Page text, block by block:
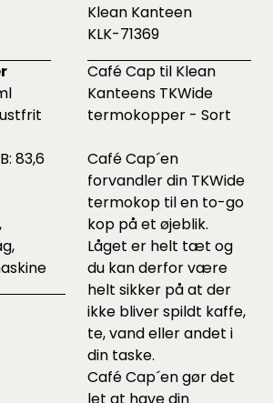
83,6
Klean Kanteen
KLK-71369
Café Cap til Klean
Kanteens TKWide
termokopper - Sort
Café Cap´en
forvandler din TKWide
termokop til en to-go
kop på et øjeblik.
Låget er helt tæt og
du kan derfor være
helt sikker på at der
ikke bliver spildt kaffe,
te, vand eller andet i
din taske.
Café Cap´en gør det
let at have din